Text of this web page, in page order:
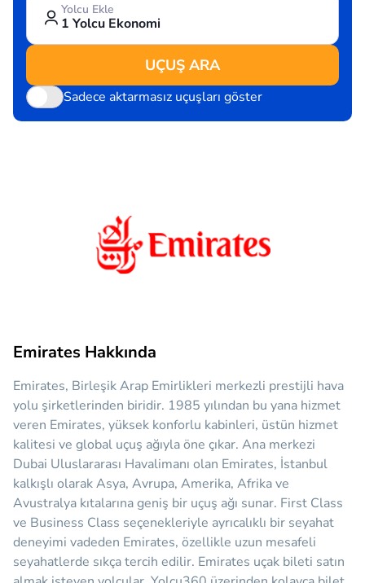
Yolcu Ekle
1 Yolcu Ekonomi
UÇUŞ ARA
Sadece aktarmasız uçuşları göster
Emirates Hakkında
Emirates, Birleşik Arap Emirlikleri merkezli prestijli hava
yolu şirketlerinden biridir. 1985 yılından bu yana hizmet
veren Emirates, yüksek konforlu kabinleri, üstün hizmet
kalitesi ve global uçuş ağıyla öne çıkar. Ana merkezi
Dubai Uluslararası Havalimanı olan Emirates, İstanbul
kalkışlı olarak Asya, Avrupa, Amerika, Afrika ve
Avustralya kıtalarına geniş bir uçuş ağı sunar. First Class
ve Business Class seçenekleriyle ayrıcalıklı bir seyahat
deneyimi vadeden Emirates, özellikle uzun mesafeli
seyahatlerde sıkça tercih edilir. Emirates uçak bileti satın